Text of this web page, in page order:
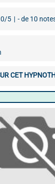
5 | - de 10
CET